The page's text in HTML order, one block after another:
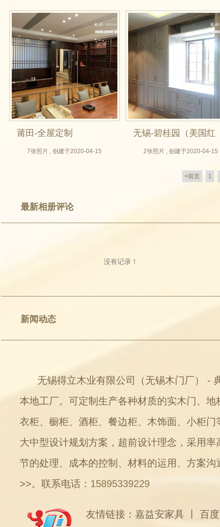
制，垭口套定制）
木实木门，S-8号色）
莆田-全屋定制
7张照片 , 创建于2020-04-15
无锡-碧桂园（美国红
橡，灰色开放漆，原
木衣柜，外扣线，整
2张照片 , 创建于2020-04-15
<前页 1
最新相册评论
没有记录！
新闻动态
无锡得立木业有限公司（无锡木门厂） -
本地工厂。可定制生产各种材质的实木门、
衣柜、橱柜、酒柜、餐边柜、木饰面、小柜
大中型设计规划方案，超前设计理念，采用
节的处理、成本的控制、材料的运用、方案
>>。联系电话： 15895339229
友情链接： 嘉益安家具
百